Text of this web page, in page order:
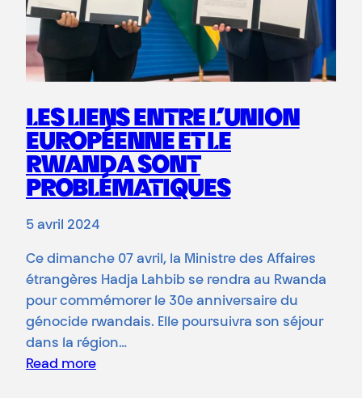
LES LIENS ENTRE L’UNION
EUROPÉENNE ET LE
RWANDA SONT
PROBLÉMATIQUES
5 avril 2024
Ce dimanche 07 avril, la Ministre des Affaires
étrangères Hadja Lahbib se rendra au Rwanda
pour commémorer le 30e anniversaire du
génocide rwandais. Elle poursuivra son séjour
dans la région…
Read more